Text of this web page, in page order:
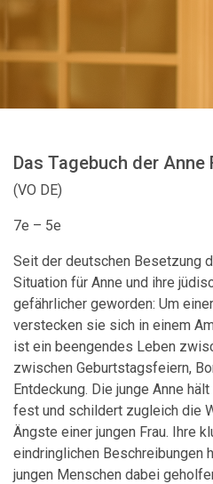
Das Tagebuch der Anne
(VO DE)
7e – 5e
Seit der deutschen Besetzung
Situation für Anne und ihre
gefährlicher geworden: Um
verstecken sie sich in einem
ist ein beengendes Leben
zwischen Geburtstagsfeiern,
Entdeckung. Die junge Anne
fest und schildert zugleich die
Ängste einer jungen Frau. Ihre
eindringlichen Beschreibungen
jungen Menschen dabei